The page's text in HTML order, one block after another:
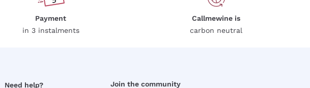
Payment
in 3 instalments
Callmewine is
carbon neutral
Need help? Join the community